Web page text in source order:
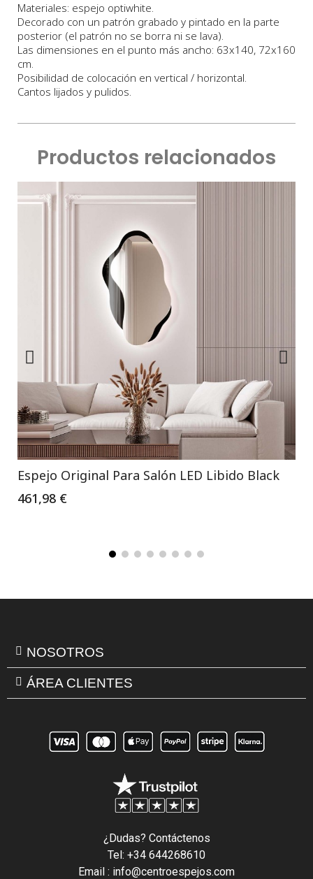
Materiales: espejo optiwhite.
Decorado con un patrón grabado y pintado en la parte
posterior (el patrón no se borra ni se lava).
Las dimensiones en el punto más ancho: 63x140, 72x160
cm.
Posibilidad de colocación en vertical / horizontal.
Cantos lijados y pulidos.
Productos relacionados
Espejo Original Para Salón LED Libido Black
461,98 €
NOSOTROS
ÁREA CLIENTES
¿Dudas? Contáctenos
Tel: +34 644268610
Email : info@centroespejos.com